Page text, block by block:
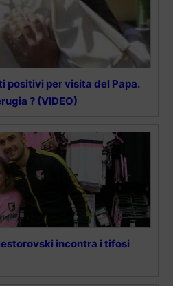
positivi per visita del Papa.
? (VIDEO)
incontra i tifosi